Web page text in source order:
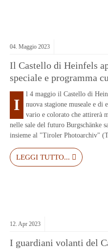
04. Maggio 2023
Il Castello di Heinfels
speciale e programma
I
l 4 maggio il Castello di
nuova stagione museale e di
vario e colorato che attirerà
nelle sale del futuro Burgschänke
insieme al "Tiroler Photoarchiv"
LEGGI TUTTO...
12. Apr 2023
I guardiani volanti del